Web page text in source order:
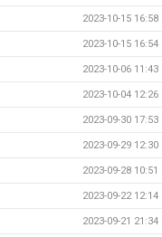
2023-10-15 16:58
2023-10-15 16:54
2023-10-06 11:43
2023-10-04 12:26
2023-09-30 17:53
2023-09-29 12:30
2023-09-28 10:51
2023-09-22 12:14
2023-09-21 21:34